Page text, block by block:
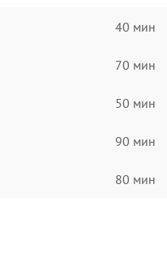
40 мин
70 мин
50 мин
90 мин
80 мин